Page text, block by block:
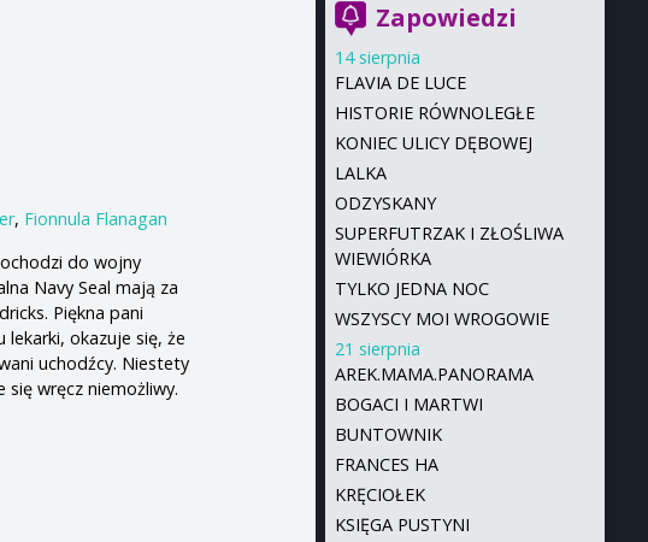
, Fionnula Flanagan
do wojny
Navy Seal mają za
Piękna pani
okazuje się, że
uchodźcy. Niestety
wręcz niemożliwy.
Zapowiedzi
14 sierpnia
FLAVIA DE LUCE
HISTORIE RÓWNOLEGŁE
KONIEC ULICY DĘBOWEJ
LALKA
ODZYSKANY
SUPERFUTRZAK I ZŁOŚLIWA
WIEWIÓRKA
TYLKO JEDNA NOC
WSZYSCY MOI WROGOWIE
21 sierpnia
AREK.MAMA.PANORAMA
BOGACI I MARTWI
BUNTOWNIK
FRANCES HA
KRĘCIOŁEK
KSIĘGA PUSTYNI